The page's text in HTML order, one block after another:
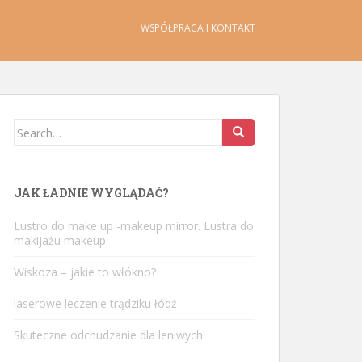
WSPÓŁPRACA I KONTAKT
Search
JAK ŁADNIE WYGLĄDAĆ?
Lustro do make up -makeup mirror. Lustra do
makijażu makeup
Wiskoza – jakie to włókno?
laserowe leczenie trądziku łódź
Skuteczne odchudzanie dla leniwych